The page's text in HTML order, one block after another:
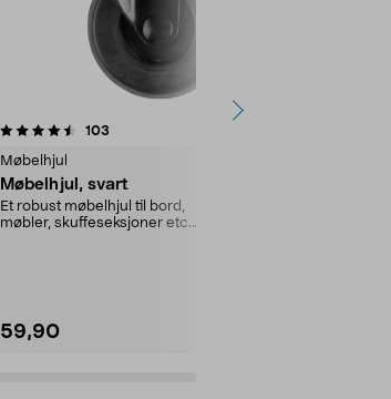
103
Møbelhjul
Møbelhjul, svart
Et robust møbelhjul til bord,
møbler, skuffeseksjoner etc.
59,90
4.5 av 5 stjerner